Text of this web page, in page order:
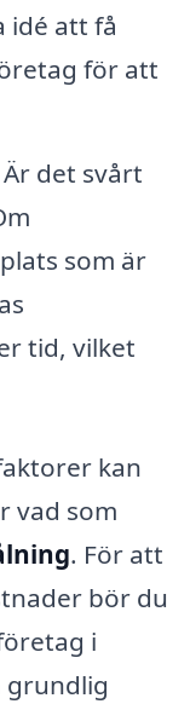
idé att få
för att
Är det svårt
som är
tid, vilket
kan
vad som
. För att
bör du
i
grundlig